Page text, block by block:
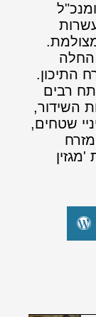
החלה
התיכון.
רבים
השידור,
שטחים,
'מגזין